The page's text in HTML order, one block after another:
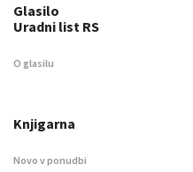
Glasilo
Uradni list RS
O glasilu
Knjigarna
Novo v ponudbi